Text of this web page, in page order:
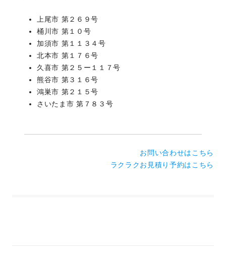
上尾市 第２６９号
桶川市 第１０号
加須市 第１１３４号
北本市 第１７６号
久喜市 第２５ー１１７号
熊谷市 第３１６号
鴻巣市 第２１５号
さいたま市 第７８３号
お問い合わせはこちら
ラクラクお見積り予約はこちら